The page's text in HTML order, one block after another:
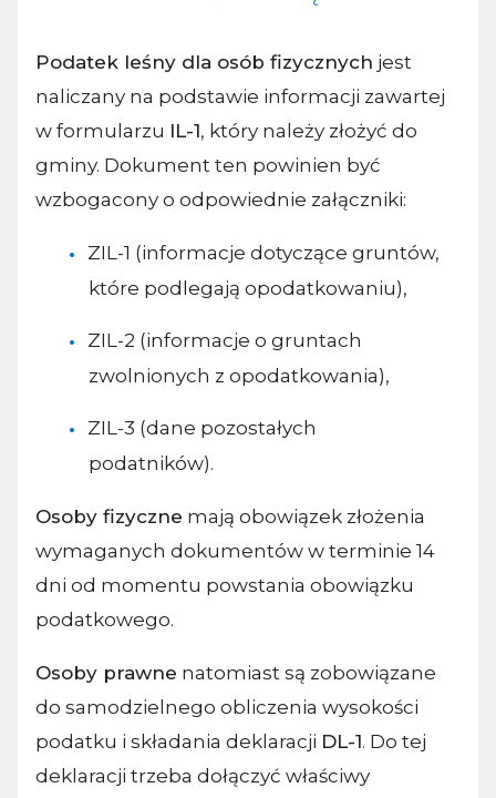
Podatek leśny dla osób fizycznych jest
naliczany na podstawie informacji zawartej
w formularzu IL-1, który należy złożyć do
gminy. Dokument ten powinien być
wzbogacony o odpowiednie załączniki:
ZIL-1 (informacje dotyczące gruntów,
które podlegają opodatkowaniu),
ZIL-2 (informacje o gruntach
zwolnionych z opodatkowania),
ZIL-3 (dane pozostałych
podatników).
Osoby fizyczne mają obowiązek złożenia
wymaganych dokumentów w terminie 14
dni od momentu powstania obowiązku
podatkowego.
Osoby prawne natomiast są zobowiązane
do samodzielnego obliczenia wysokości
podatku i składania deklaracji DL-1. Do tej
deklaracji trzeba dołączyć właściwy